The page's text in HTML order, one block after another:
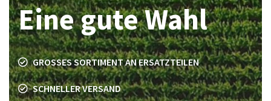
Eine gute Wahl
GROSSES SORTIMENT AN ERSATZTEILEN
SCHNELLER VERSAND